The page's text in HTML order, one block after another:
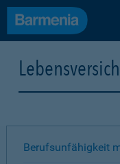
Berufsunfähigkeit